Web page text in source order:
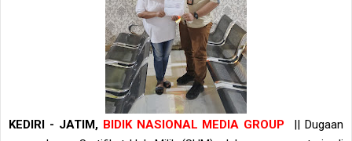
KEDIRI - JATIM, BIDIK NASIONAL MEDIA GROUP
|| Dugaan